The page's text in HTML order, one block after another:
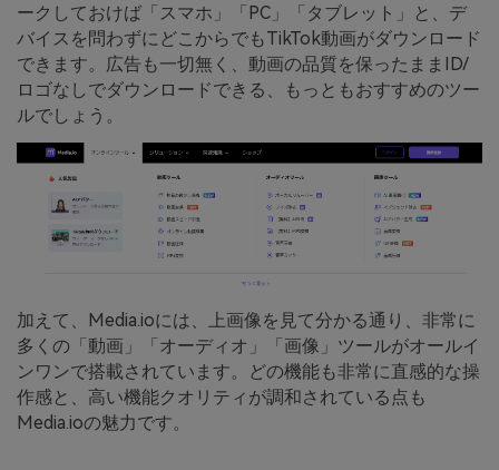
ークしておけば「スマホ」「PC」「タブレット」と、デ
バイスを問わずにどこからでもTikTok動画がダウンロード
できます。広告も一切無く、動画の品質を保ったままID/
ロゴなしでダウンロードできる、もっともおすすめのツー
ルでしょう。
加えて、Media.ioには、上画像を見て分かる通り、非常に
多くの「動画」「オーディオ」「画像」ツールがオールイ
ンワンで搭載されています。どの機能も非常に直感的な操
作感と、高い機能クオリティが調和されている点も
Media.ioの魅力です。